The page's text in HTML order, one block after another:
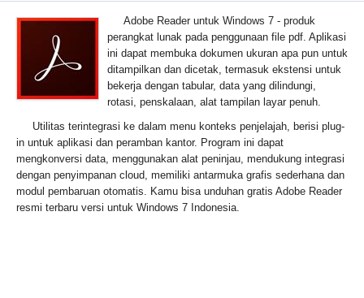
Adobe Reader untuk Windows 7 - produk
perangkat lunak pada penggunaan file pdf. Aplikasi
ini dapat membuka dokumen ukuran apa pun untuk
ditampilkan dan dicetak, termasuk ekstensi untuk
bekerja dengan tabular, data yang dilindungi,
rotasi, penskalaan, alat tampilan layar penuh.
Utilitas terintegrasi ke dalam menu konteks penjelajah, berisi plug-
in untuk aplikasi dan peramban kantor. Program ini dapat
mengkonversi data, menggunakan alat peninjau, mendukung integrasi
dengan penyimpanan cloud, memiliki antarmuka grafis sederhana dan
modul pembaruan otomatis. Kamu bisa unduhan gratis Adobe Reader
resmi terbaru versi untuk Windows 7 Indonesia.